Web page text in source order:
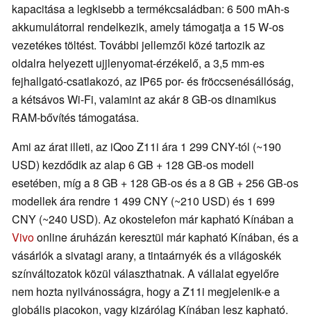
kapacitása a legkisebb a termékcsaládban: 6 500 mAh-s
akkumulátorral rendelkezik, amely támogatja a 15 W-os
vezetékes töltést. További jellemzői közé tartozik az
oldalra helyezett ujjlenyomat-érzékelő, a 3,5 mm-es
fejhallgató-csatlakozó, az IP65 por- és fröccsenésállóság,
a kétsávos Wi-Fi, valamint az akár 8 GB-os dinamikus
RAM-bővítés támogatása.
Ami az árat illeti, az iQoo Z11i ára 1 299 CNY-tól (~190
USD) kezdődik az alap 6 GB + 128 GB-os modell
esetében, míg a 8 GB + 128 GB-os és a 8 GB + 256 GB-os
modellek ára rendre 1 499 CNY (~210 USD) és 1 699
CNY (~240 USD). Az okostelefon már kapható Kínában a
Vivoonline áruházán keresztül már kapható Kínában, és a
vásárlók a sivatagi arany, a tintaárnyék és a világoskék
színváltozatok közül választhatnak. A vállalat egyelőre
nem hozta nyilvánosságra, hogy a Z11i megjelenik-e a
globális piacokon, vagy kizárólag Kínában lesz kapható.